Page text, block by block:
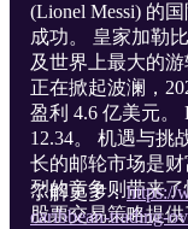
(Lionel Messi) 的
成功。 皇家加勒
及世界上最大的
正在掀起波澜，
盈利 4.6 亿美元。
12.34。 机遇与挑
长的邮轮市场是
烈的竞争则带来
股票交易策略提供
了解更多：https://
caribbean-trading-